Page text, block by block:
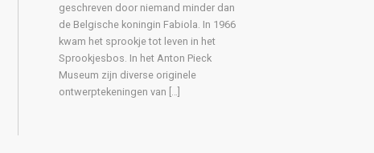
geschreven door niemand minder dan
de Belgische koningin Fabiola. In 1966
kwam het sprookje tot leven in het
Sprookjesbos. In het Anton Pieck
Museum zijn diverse originele
ontwerptekeningen van […]